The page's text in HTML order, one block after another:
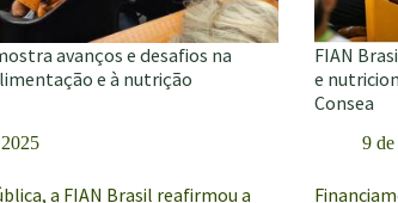
avanços e desafios na
e à nutrição
a FIAN Brasil reafirmou a
FIAN
e
Consea
9